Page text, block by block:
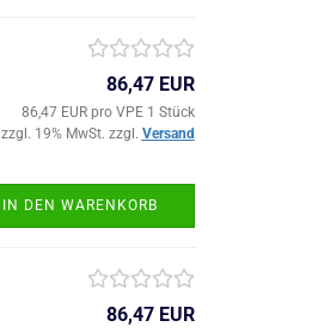
86,47 EUR
86,47 EUR pro VPE 1 Stück
zzgl. 19% MwSt. zzgl. Versand
IN DEN WARENKORB
86,47 EUR